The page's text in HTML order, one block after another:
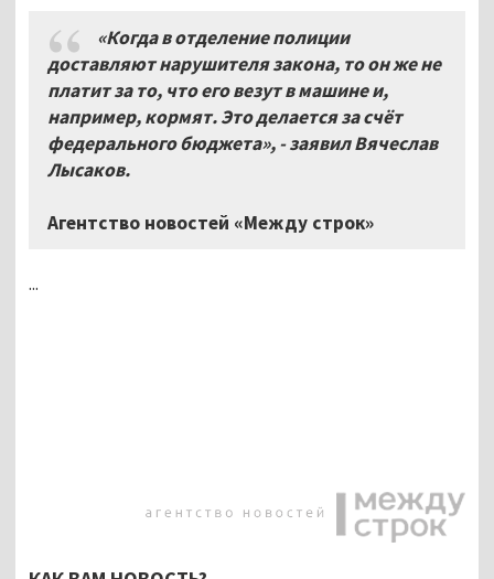
«Когда в отделение полиции
доставляют нарушителя закона, то он же не
платит за то, что его везут в машине и,
например, кормят. Это делается за счёт
федерального бюджета», - заявил Вячеслав
Лысаков.
Агентство новостей «Между строк»
...